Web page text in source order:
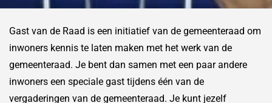
Gast van de Raad is een initiatief van de gemeenteraad om
inwoners kennis te laten maken met het werk van de
gemeenteraad. Je bent dan samen met een paar andere
inwoners een speciale gast tijdens één van de
vergaderingen van de gemeenteraad. Je kunt jezelf